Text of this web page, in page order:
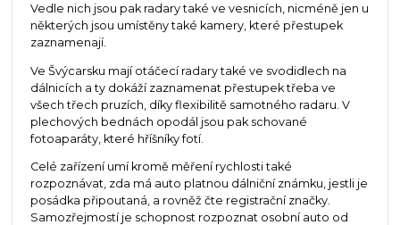
Vedle nich jsou pak radary také ve vesnicích, nicméně jen u
některých jsou umístěny také kamery, které přestupek
zaznamenají.
Ve Švýcarsku mají otáčecí radary také ve svodidlech na
dálnicích a ty dokáží zaznamenat přestupek třeba ve
všech třech pruzích, díky flexibilitě samotného radaru. V
plechových bednách opodál jsou pak schované
fotoaparáty, které hříšníky fotí.
Celé zařízení umí kromě měření rychlosti také
rozpoznávat, zda má auto platnou dálniční známku, jestli je
posádka připoutaná, a rovněž čte registrační značky.
Samozřejmostí je schopnost rozpoznat osobní auto od